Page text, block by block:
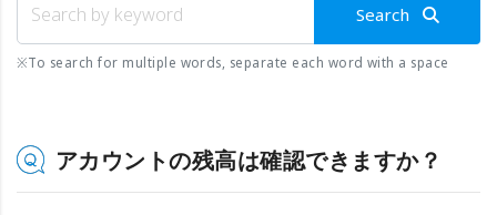
Search
※To search for multiple words, separate each word with a space
アカウントの残高は確認できますか？